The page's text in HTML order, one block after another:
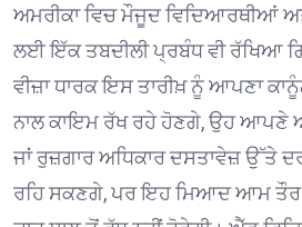
ਅਮਰੀਕਾ ਵਿਚ ਮੌਜੂਦ ਵਿਦਿਆਰਥੀਆਂ
ਲਈ ਇੱਕ ਤਬਦੀਲੀ ਪ੍ਰਬੰਧ ਵੀ ਰੱਖਿਆ
ਵੀਜ਼ਾ ਧਾਰਕ ਇਸ ਤਾਰੀਖ਼ ਨੂੰ ਆਪਣਾ
ਨਾਲ ਕਾਇਮ ਰੱਖ ਰਹੇ ਹੋਣਗੇ, ਉਹ ਆਪਣੇ
ਜਾਂ ਰੁਜ਼ਗਾਰ ਅਧਿਕਾਰ ਦਸਤਾਵੇਜ਼ ਉੱਤੇ
ਰਹਿ ਸਕਣਗੇ, ਪਰ ਇਹ ਮਿਆਦ ਆਮ ਤੌਰ